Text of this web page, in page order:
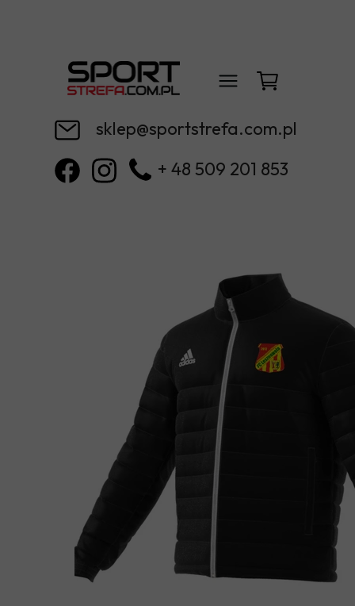
sklep@sportstrefa.com.pl
+ 48 509 201 853